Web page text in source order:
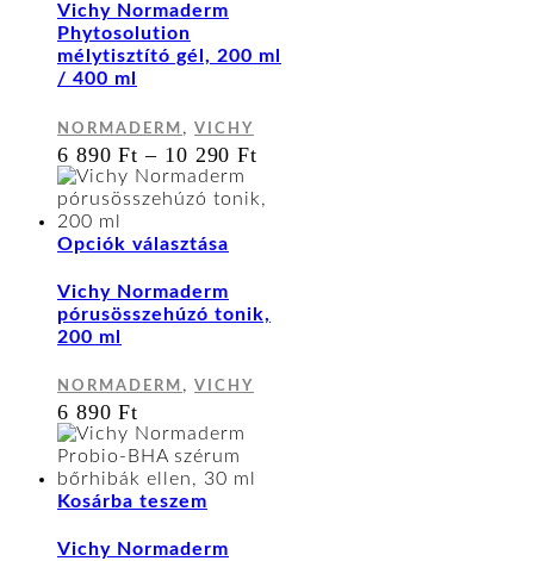
variációja
változatok
termékoldalon
választhatók
ki
Vichy Normaderm
Phytosolution
mélytisztító gél, 200 ml
/ 400 ml
NORMADERM , VICHY
6 890Ft – 10 290Ft
890 FT
Opciók választása
több
A
választhatók
Vichy Normaderm
pórusösszehúzó tonik,
200 ml
NORMADERM , VICHY
6 890Ft
Kosárba teszem
Vichy Normaderm